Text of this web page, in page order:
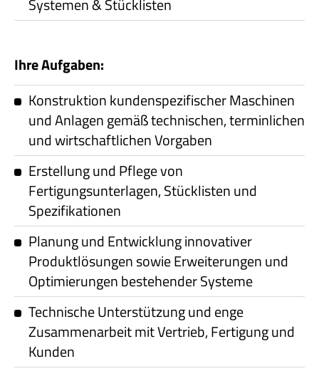
Systemen & Stücklisten
Ihre Aufgaben:
Konstruktion kundenspezifischer Maschinen
und Anlagen gemäß technischen, terminlichen
und wirtschaftlichen Vorgaben
Erstellung und Pflege von
Fertigungsunterlagen, Stücklisten und
Spezifikationen
Planung und Entwicklung innovativer
Produktlösungen sowie Erweiterungen und
Optimierungen bestehender Systeme
Technische Unterstützung und enge
Zusammenarbeit mit Vertrieb, Fertigung und
Kunden